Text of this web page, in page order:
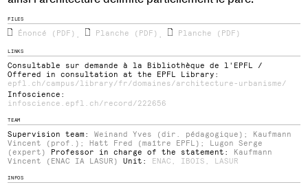
FILES
Énoncé (PDF) Planche (PDF) , Planche (PDF)
LINKS
Consultable sur demande à la Bibliothèque de l'EPFL /
Offered in consultation at the EPFL Library:
epfl.ch/campus/library/fr/domaines/architecture-urbanisme/
Infoscience:
infoscience.epfl.ch/record/222656
TEAM
Supervision team: Weinand Yves (dir. pédagogique); Kaufmann
Vincent (prof.); Hatt Fred (maître EPFL); Lugon Serge
(expert)
Professor in charge of the statement: Kaufmann
Vincent (ENAC IA LASUR)
Unit: ENAC IBOIS LASUR
INFOS